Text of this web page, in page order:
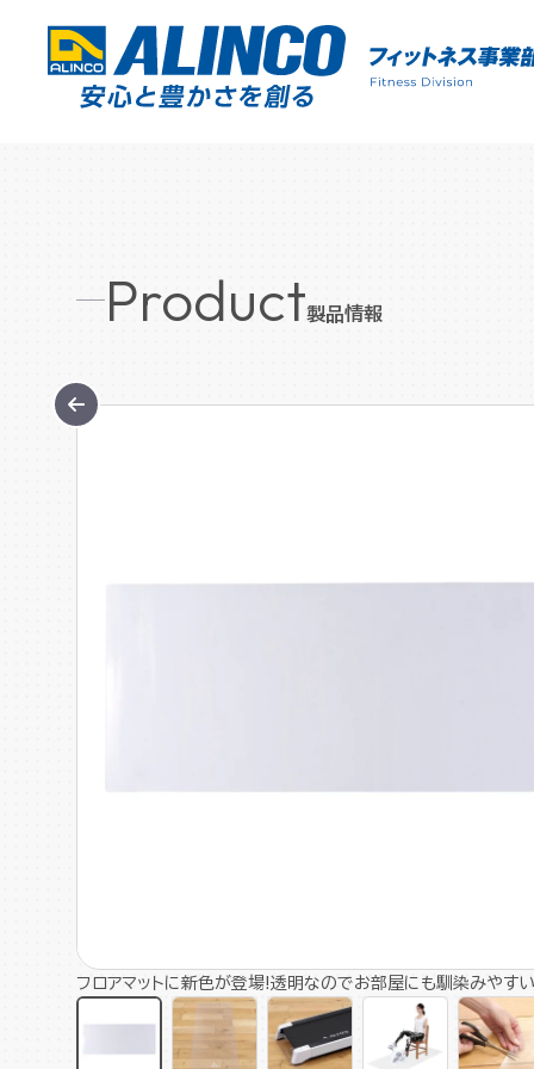
Product製品情報
フロアマットに新色が登場!透明なのでお部屋にも馴染みやす